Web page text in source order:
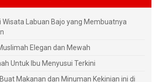
Wisata Labuan Bajo yang Membuatnya
Elegan dan Mewah
Untuk Ibu Menyusui Terkini
Makanan dan Minuman Kekinian ini di